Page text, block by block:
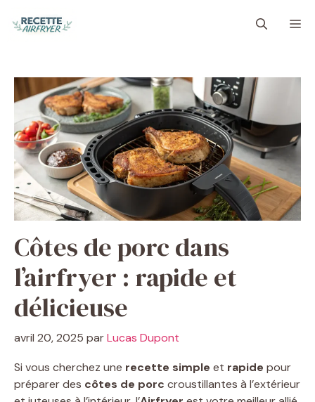
Côtes de porc dans
l’airfryer : rapide et
délicieuse
avril 20, 2025 parLucas Dupont
Si vous cherchez une recette simple et rapide pour
préparer des côtes de porc croustillantes à l’extérieur